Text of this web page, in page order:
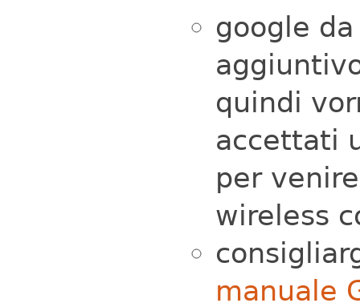
google
quindi
accettati
per
wireless
manuale